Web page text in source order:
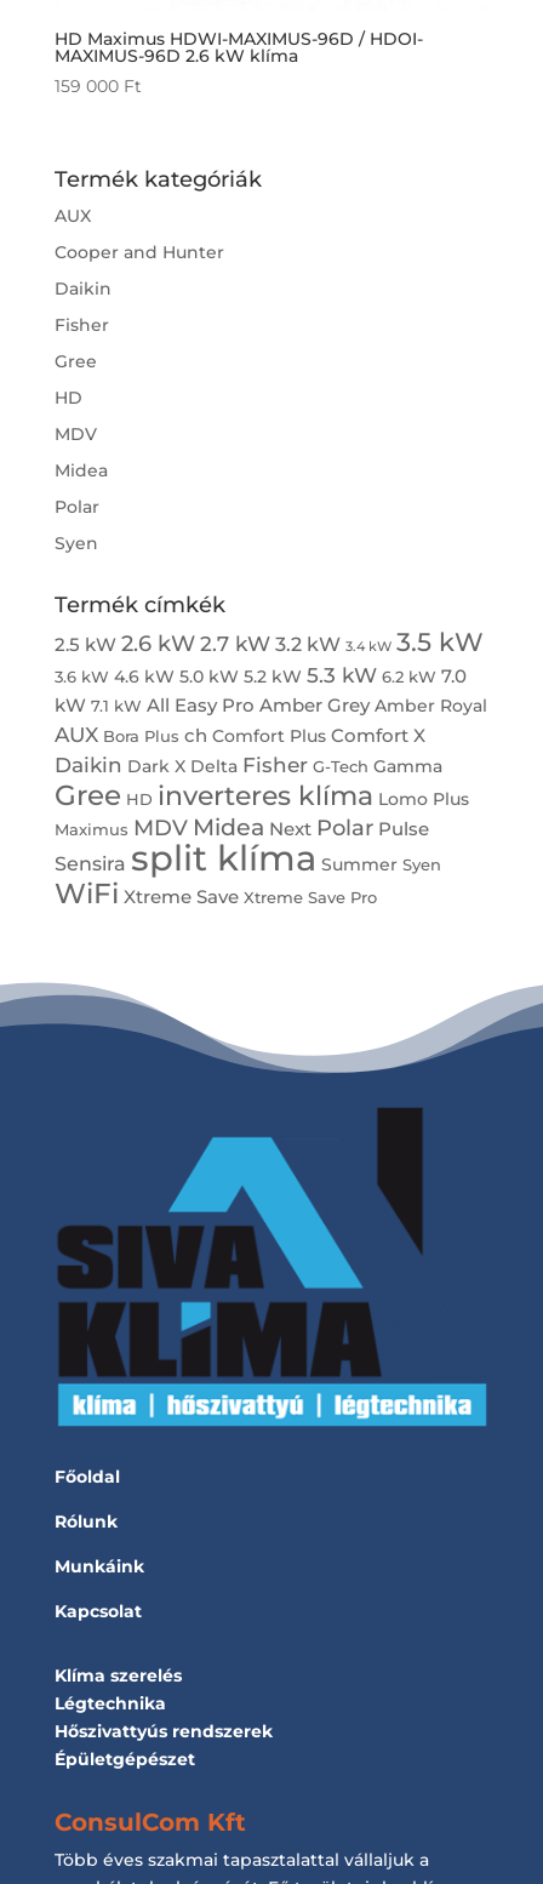
HD Maximus HDWI-MAXIMUS-96D / HDOI-
MAXIMUS-96D 2.6 kW klíma
159 000 Ft
Termék kategóriák
AUX
Cooper and Hunter
Daikin
Fisher
Gree
HD
MDV
Midea
Polar
Syen
Termék címkék
2.5 kW 2.6 kW 2.7 kW 3.2 kW 3.4 kW 3.5 kW
3.6 kW 4.6 kW 5.0 kW 5.2 kW 5.3 kW 6.2 kW 7.0
kW 7.1 kW All Easy Pro Amber Grey Amber Royal
AUX Bora Plus ch Comfort Plus Comfort X
Daikin Dark X Delta Fisher G-Tech Gamma
Gree HD inverteres klíma Lomo Plus
Maximus MDV Midea Next Polar Pulse
Sensira split klíma Summer Syen
WiFi Xtreme Save Xtreme Save Pro
Főoldal
Rólunk
Munkáink
Kapcsolat
Klíma szerelés
Légtechnika
Hőszivattyús rendszerek
Épületgépészet
ConsulCom Kft
Több éves szakmai tapasztalattal vállaljuk a